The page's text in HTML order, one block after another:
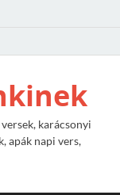
karácsonyi
apák napi vers,